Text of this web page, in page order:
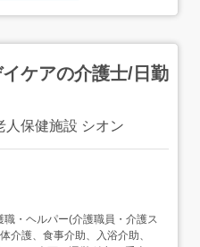
ケアの介護士/日勤
人保健施設 シオン
職・ヘルパー(介護職員・介護ス
介護、食事介助、入浴介助、